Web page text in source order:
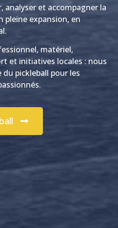
et accompagner la
pleine expansion, en
matériel,
et initiatives locales : nous
du pickleball pour les